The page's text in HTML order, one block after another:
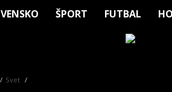
ŠPORT FUTBAL
Svet